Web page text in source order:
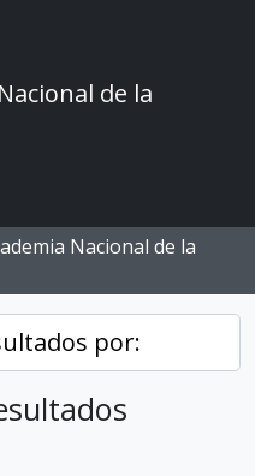
de la
Nacional de la
por: